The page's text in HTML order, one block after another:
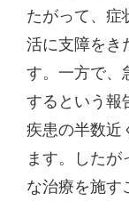
たがって、症
活に支障をき
す。一方で、
するという報
疾患の半数近
ます。した
な治療を施す